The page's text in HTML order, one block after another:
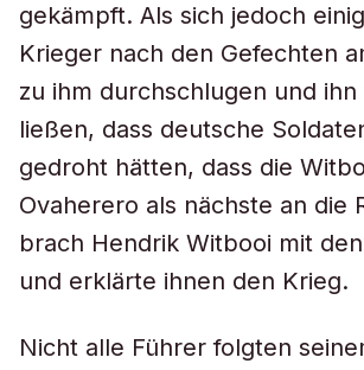
gekämpft. Als sich jedoch
Krieger nach den Gefechten
zu ihm durchschlugen und ihn
ließen, dass deutsche
gedroht hätten, dass die
Ovaherero als nächste an die
brach Hendrik Witbooi mit
und erklärte ihnen den Krieg.
Nicht alle Führer folgten